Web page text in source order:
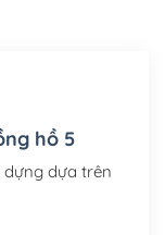
(+300,000₫)
hồ 5
dựa trên